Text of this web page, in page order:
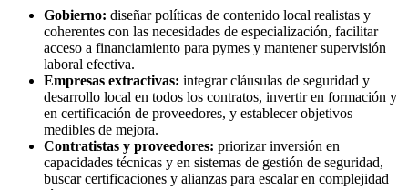
Gobierno: diseñar políticas de contenido local realistas y
coherentes con las necesidades de especialización, facilitar
acceso a financiamiento para pymes y mantener supervisión
laboral efectiva.
Empresas extractivas: integrar cláusulas de seguridad y
desarrollo local en todos los contratos, invertir en formación y
en certificación de proveedores, y establecer objetivos
medibles de mejora.
Contratistas y proveedores: priorizar inversión en
capacidades técnicas y en sistemas de gestión de seguridad,
buscar certificaciones y alianzas para escalar en complejidad